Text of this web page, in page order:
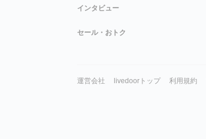
インタビュー
セール・おトク
運営会社 livedoorトップ 利用規約